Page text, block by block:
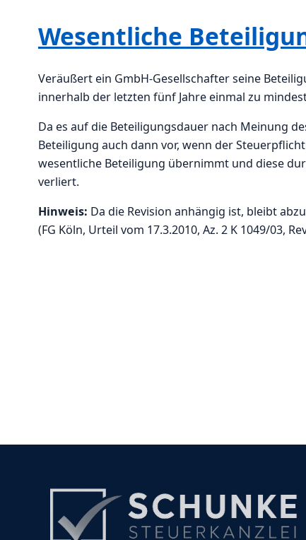
Wesentliche
Veräußert ein GmbH-Gesellschafter seine
innerhalb der letzten fünf Jahre einmal zu
Da es auf die Beteiligungsdauer nach Meinung
Beteiligung auch dann vor, wenn der
wesentliche Beteiligung übernimmt und diese
verliert.
Hinweis: Da die Revision anhängig ist, bleibt
(FG Köln, Urteil vom 17.3.2010, Az. 2 K 1049/03,